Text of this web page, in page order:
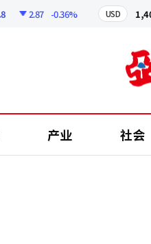
2.87 -0.36% USD
产业 社会